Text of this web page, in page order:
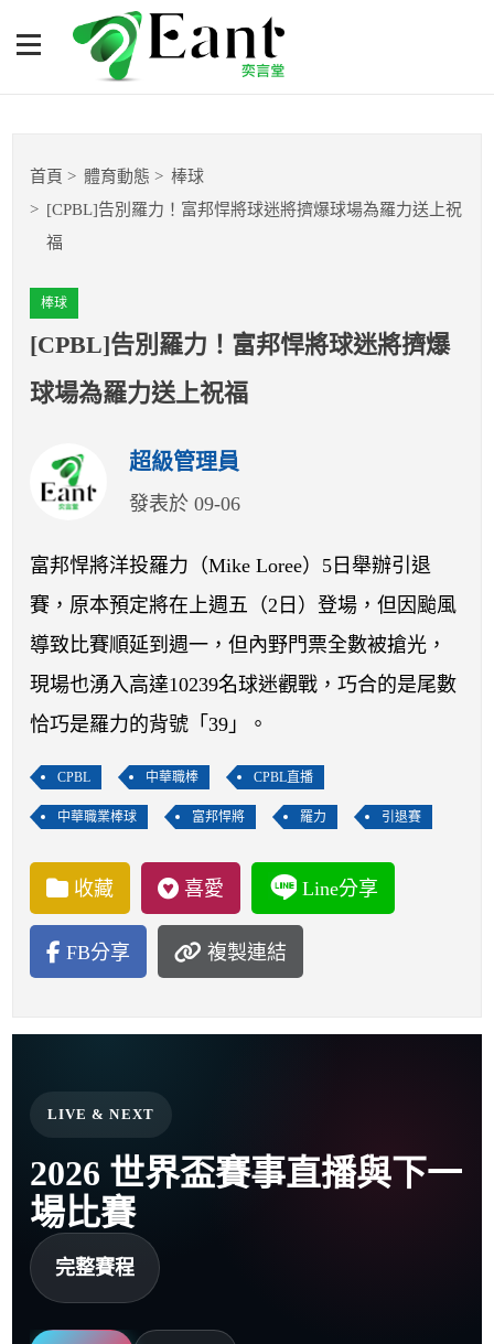
[CPBL]告別羅力！富邦悍將
球迷將擠爆球場為羅力送上
籃球
棒球
球隊數據
開賽列表
運彩教學專區
首頁 體育動態
棒球
[CPBL]告別羅力！富邦悍將球迷將擠爆球場為羅力送上祝
福
棒球
[CPBL]告別羅力！富邦悍將球迷將擠爆
球場為羅力送上祝福
超級管理員
發表於 09-06
富邦悍將洋投羅力（Mike Loree）5日舉辦引退
賽，原本預定將在上週五（2日）登場，但因颱風
導致比賽順延到週一，但內野門票全數被搶光，
現場也湧入高達10239名球迷觀戰，巧合的是尾數
恰巧是羅力的背號「39」。
CPBL 中華職棒 CPBL直播
中華職業棒球 富邦悍將 羅力 引退賽
收藏 喜愛 Line分享
FB分享 複製連結
LIVE & NEXT
2026 世界盃賽事直播與下一
場比賽
完整賽程